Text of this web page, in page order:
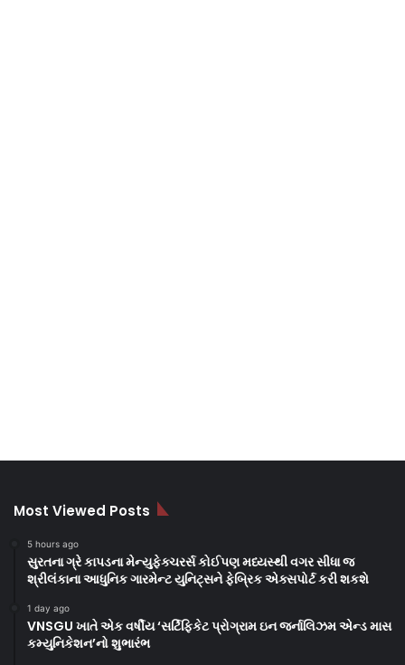
Most Viewed Posts
5 hours ago
સુરતના ગ્રે કાપડના મેન્યુફેક્ચરર્સ કોઈપણ મધ્યસ્થી વગર સીધા જ
શ્રીલંકાના આધુનિક ગારમેન્ટ યુનિટ્સને ફેબ્રિક એક્સપોર્ટ કરી શકશે
1 day ago
VNSGU ખાતે એક વર્ષીય ‘સર્ટિફિકેટ પ્રોગ્રામ ઇન જર્નાલિઝમ એન્ડ માસ
કમ્યુનિકેશન’નો શુભારંભ